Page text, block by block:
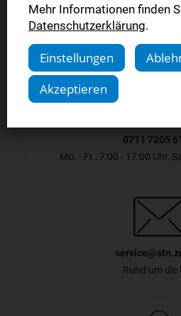
0711 7205
Mo. - Fr.: 7:00 - 17:00 Uhr,
Rund um die
Mehr Informationen finden
Datenschutzerklärung.
Einstellungen
Akzeptieren